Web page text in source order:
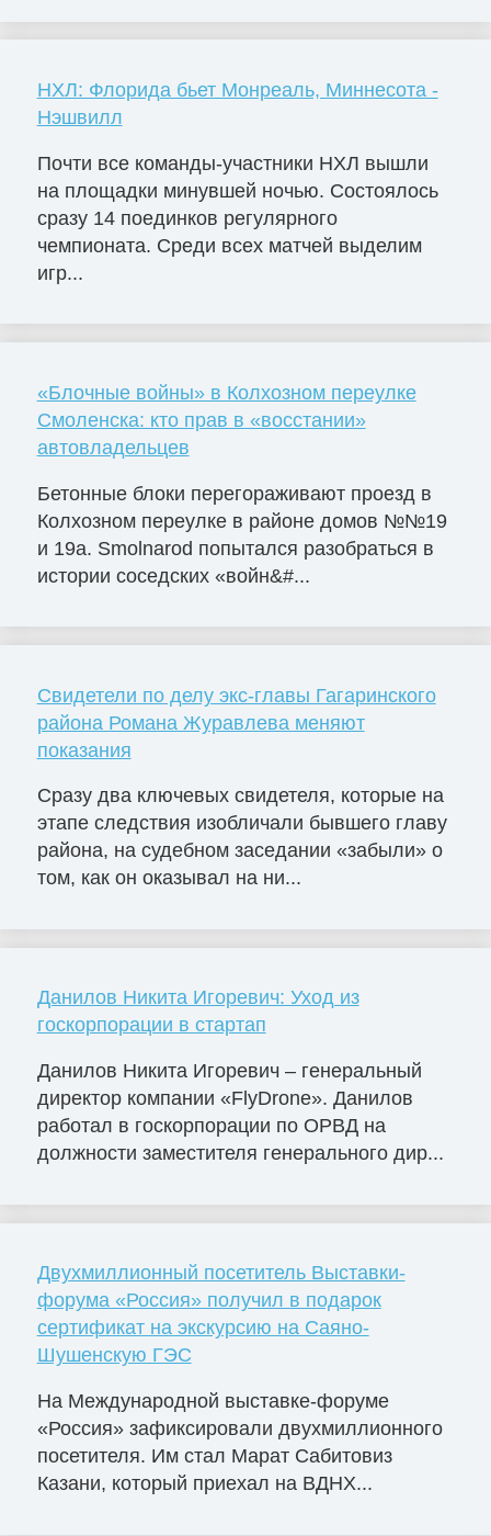
НХЛ: Флорида бьет Монреаль, Миннесота -
Нэшвилл
Почти все команды-участники НХЛ вышли
на площадки минувшей ночью. Состоялось
сразу 14 поединков регулярного
чемпионата. Среди всех матчей выделим
игр...
«Блочные войны» в Колхозном переулке
Смоленска: кто прав в «восстании»
автовладельцев
Бетонные блоки перегораживают проезд в
Колхозном переулке в районе домов №№19
и 19а. Smolnarod попытался разобраться в
истории соседских «войн&#...
Свидетели по делу экс-главы Гагаринского
района Романа Журавлева меняют
показания
Сразу два ключевых свидетеля, которые на
этапе следствия изобличали бывшего главу
района, на судебном заседании «забыли» о
том, как он оказывал на ни...
Данилов Никита Игоревич: Уход из
госкорпорации в стартап
Данилов Никита Игоревич – генеральный
директор компании «FlyDrone». Данилов
работал в госкорпорации по ОРВД на
должности заместителя генерального дир...
Двухмиллионный посетитель Выставки-
форума «Россия» получил в подарок
сертификат на экскурсию на Саяно-
Шушенскую ГЭС
На Международной выставке-форуме
«Россия» зафиксировали двухмиллионного
посетителя. Им стал Марат Сабитовиз
Казани, который приехал на ВДНХ...